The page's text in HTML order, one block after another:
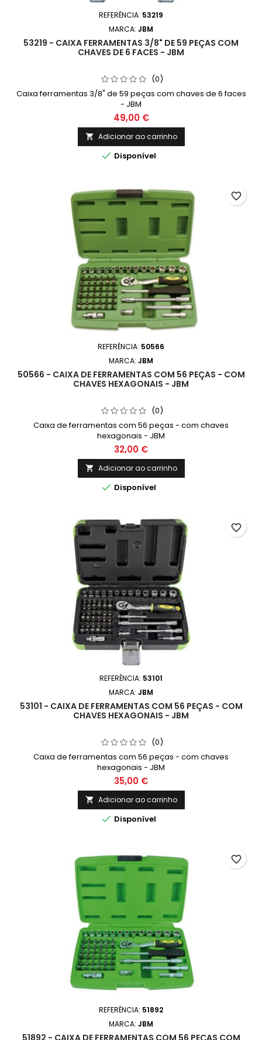
REFERÊNCIA: 53219
MARCA: JBM
53219 - CAIXA FERRAMENTAS 3/8" DE 59 PEÇAS COM
CHAVES DE 6 FACES - JBM
(0)
Caixa ferramentas 3/8" de 59 peças com chaves de 6 faces
- JBM
49,00 €
 Adicionar ao carrinho
 Disponível
REFERÊNCIA: 50566
MARCA: JBM
50566 - CAIXA DE FERRAMENTAS COM 56 PEÇAS - COM
CHAVES HEXAGONAIS - JBM
(0)
Caixa de ferramentas com 56 peças - com chaves
hexagonais - JBM
32,00 €
 Adicionar ao carrinho
 Disponível
favorite_border
REFERÊNCIA: 53101
MARCA: JBM
53101 - CAIXA DE FERRAMENTAS COM 56 PEÇAS - COM
CHAVES HEXAGONAIS - JBM
(0)
Caixa de ferramentas com 56 peças - com chaves
hexagonais - JBM
35,00 €
 Adicionar ao carrinho
 Disponível
favorite_border
REFERÊNCIA: 51892
MARCA: JBM
51892 - CAIXA DE FERRAMENTAS COM 56 PEÇAS COM
favorite_border